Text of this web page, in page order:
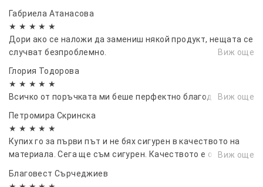
Габриела Атанасова
★ ★ ★ ★ ★
Дори ако се наложи да замениш някой продукт, нещата се
случват безпроблемно.
Виж още
Глория Тодорова
★ ★ ★ ★ ★
Всичко от поръчката ми беше перфектно благодаря ви.
Виж още
Петромира Скринска
★ ★ ★ ★ ★
Купих го за първи път и не бях сигурен в качеството на
материала. Сега ще съм сигурен. Качеството е отлично.
Виж още
Благовест Сърчеджиев